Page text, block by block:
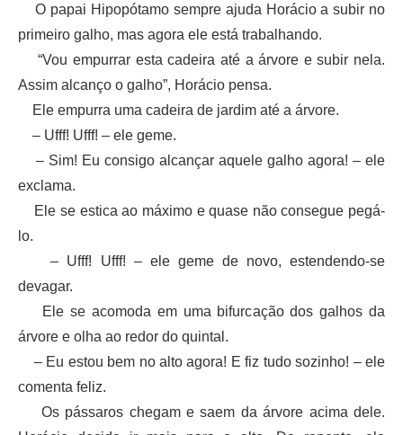
O papai Hipopótamo sempre ajuda Horácio a subir no
primeiro galho, mas agora ele está trabalhando.
“Vou empurrar esta cadeira até a árvore e subir nela.
Assim alcanço o galho”, Horácio pensa.
Ele empurra uma cadeira de jardim até a árvore.
– Ufff! Ufff! – ele geme.
– Sim! Eu consigo alcançar aquele galho agora! – ele
exclama.
Ele se estica ao máximo e quase não consegue pegá-
lo.
– Ufff! Ufff! – ele geme de novo, estendendo-se
devagar.
Ele se acomoda em uma bifurcação dos galhos da
árvore e olha ao redor do quintal.
– Eu estou bem no alto agora! E fiz tudo sozinho! – ele
comenta feliz.
Os pássaros chegam e saem da árvore acima dele.